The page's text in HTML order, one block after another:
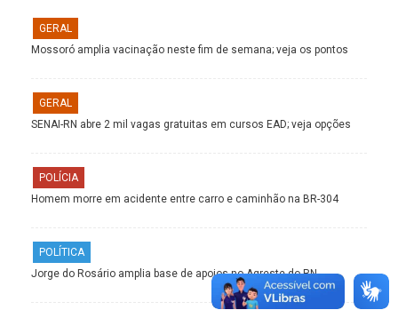
GERAL
Mossoró amplia vacinação neste fim de semana; veja os pontos
GERAL
SENAI-RN abre 2 mil vagas gratuitas em cursos EAD; veja opções
POLÍCIA
Homem morre em acidente entre carro e caminhão na BR-304
POLÍTICA
Jorge do Rosário amplia base de apoios no Agreste do RN